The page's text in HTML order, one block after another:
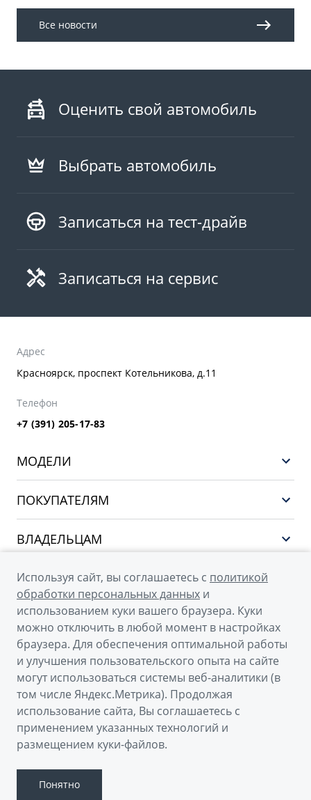
Все новости
Оценить свой автомобиль
Выбрать автомобиль
Записаться на тест-драйв
Записаться на сервис
Адрес
Красноярск, проспект Котельникова, д.11
Телефон
+7 (391) 205-17-83
МОДЕЛИ
EX5
CITYRAY
ATLAS
OKAVANGO
MONJARO
Архивные модели
ПОКУПАТЕЛЯМ
Финансы и услуги
ВЛАДЕЛЬЦАМ
Поддержка
О КОМПАНИИ
О бренде GEELY
О дилерском центре
Новости
Наша команда
Правовая информация
Контакты
© 2026
Официальный сайт Geely в России
Политика обработки персональных данных
Правовая информация
Сделано в ПЕРКС
Используя сайт, вы соглашаетесь с политикой
обработки персональных данных и
использованием куки вашего браузера. Куки
можно отключить в любой момент в настройках
браузера. Для обеспечения оптимальной работы
и улучшения пользовательского опыта на сайте
могут использоваться системы веб-аналитики (в
том числе Яндекс.Метрика). Продолжая
использование сайта, Вы соглашаетесь с
применением указанных технологий и
размещением куки-файлов.
Понятно